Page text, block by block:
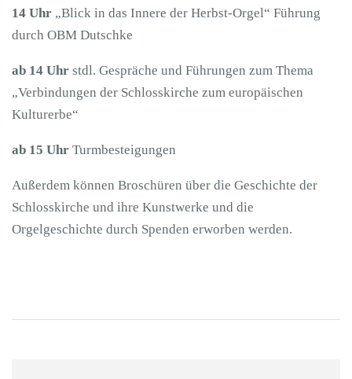
14 Uhr „Blick in das Innere der Herbst-Orgel“ Führung
durch OBM Dutschke
ab 14 Uhr stdl. Gespräche und Führungen zum Thema
„Verbindungen der Schlosskirche zum europäischen
Kulturerbe“
ab 15 Uhr Turmbesteigungen
Außerdem können Broschüren über die Geschichte der
Schlosskirche und ihre Kunstwerke und die
Orgelgeschichte durch Spenden erworben werden.